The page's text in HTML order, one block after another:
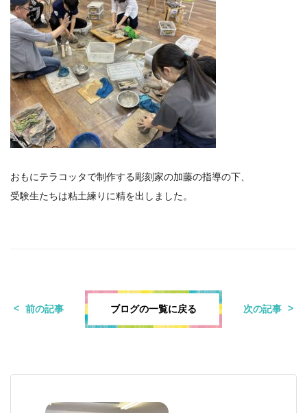
おもにテラコッタで制作する彫刻家の加藤の指導の下、
受験生たちは粘土練りに精を出しました。
前の記事 ブログの一覧に戻る 次の記事